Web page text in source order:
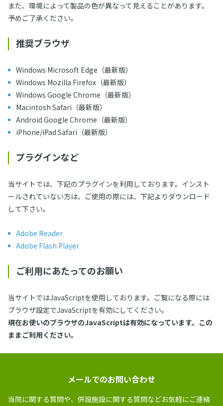
また、環境によって製品の色が異なって見えることがあります。
予めご了承ください。
推奨ブラウザ
Windows Microsoft Edge（最新版）
Windows Mozilla Firefox（最新版）
Windows Google Chrome（最新版）
Macintosh Safari（最新版）
Android Google Chrome（最新版）
iPhone/iPad Safari（最新版）
プラグインなど
当サイトでは、下記のプラグインを利用しております。インスト
ールされていない方は、ご使用の際には、下記よりダウンロード
して下さい。
Adobe Reader
Adobe Flash Player
ご利用にあたってのお願い
当サイトではJavaScriptを使用しております。ご覧になる際には
ブラウザ設定でJavaScriptを有効にしてください。
現在お使いのブラウザのJavaScriptは有効になっています。この
ままご利用ください。
メールでのお問い合わせ
当院に関する質問や、併設施設に関する質問などお気軽にご連絡